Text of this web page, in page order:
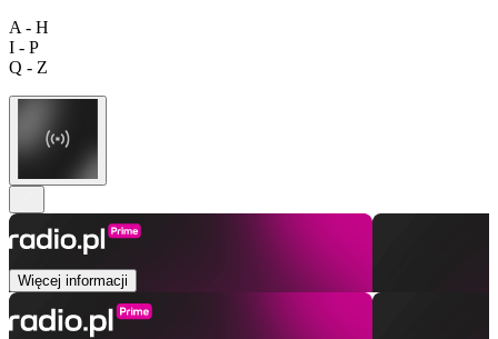
A - H
I - P
Q - Z
Więcej informacji